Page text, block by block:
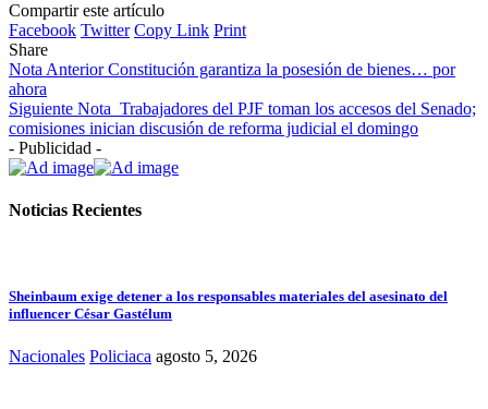
Compartir este artículo
Facebook Twitter Copy Link Print
Share
Nota Anterior Constitución garantiza la posesión de bienes… por
ahora
Siguiente Nota Trabajadores del PJF toman los accesos del Senado;
comisiones inician discusión de reforma judicial el domingo
- Publicidad -
Noticias Recientes
Sheinbaum exige detener a los responsables materiales del asesinato del
influencer César Gastélum
Nacionales Policiaca agosto 5, 2026